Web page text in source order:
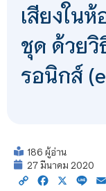
เสียงใน
ชุด ด้วยวิ
รอนิกส์
186 ผู้อ่าน
27 มีนาคม 2020
Copy Facebook
X Line